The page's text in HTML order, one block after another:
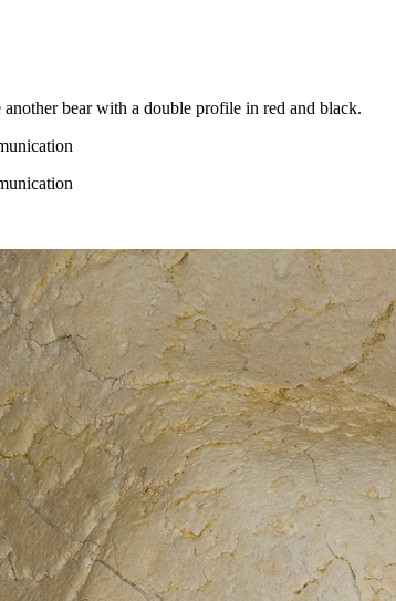
bear with a double profile in red and black.